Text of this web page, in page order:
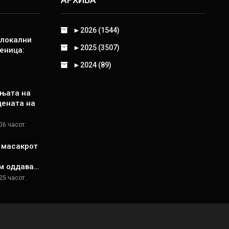
на
на
часот.
масакрот
оддава…
часот.
► 2026 (1544)
► 2025 (3507)
► 2024 (89)